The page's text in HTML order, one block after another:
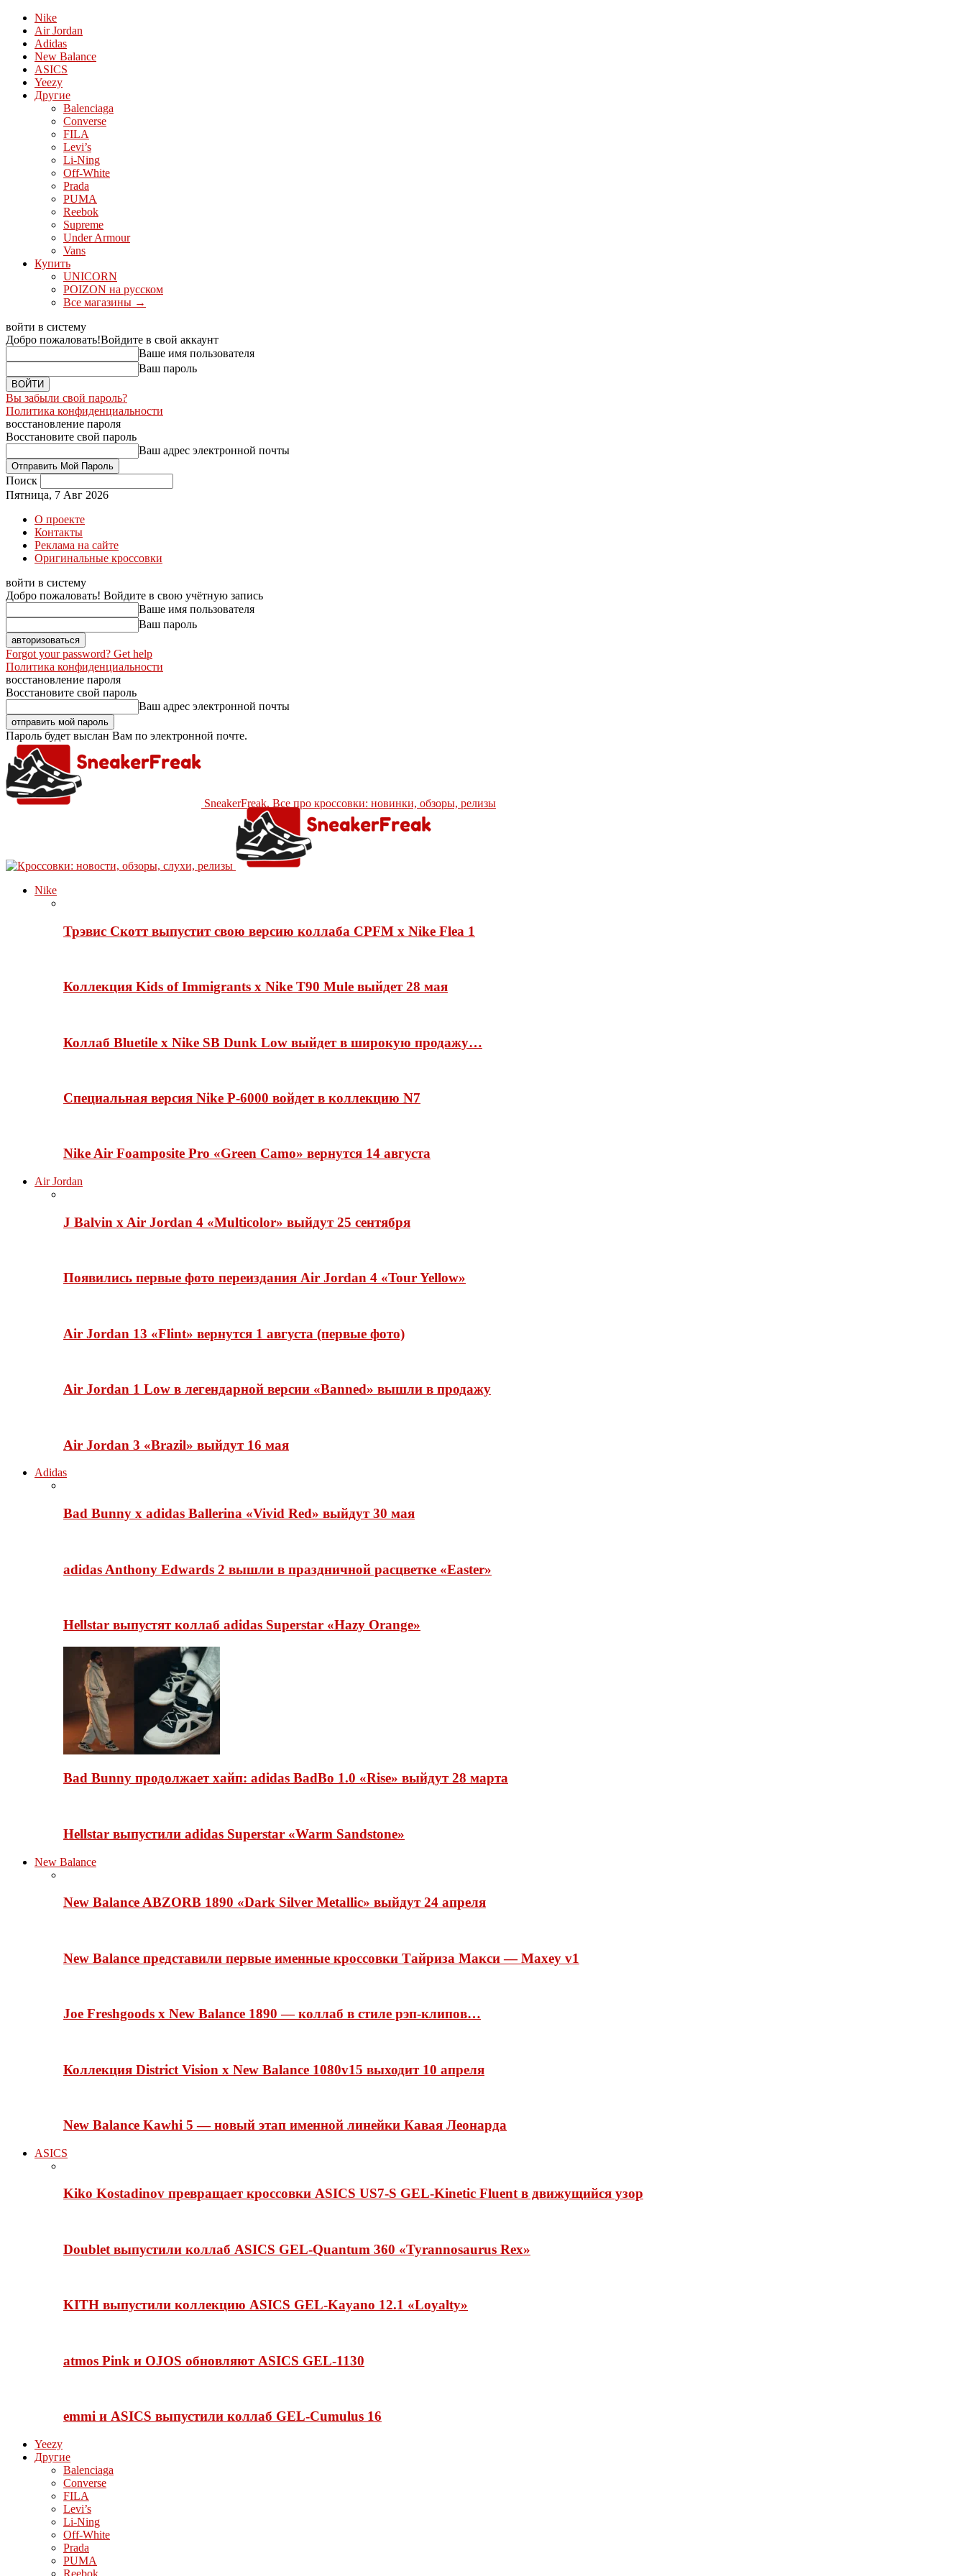
Nike
Air Jordan
Adidas
New Balance
ASICS
Yeezy
Другие
Balenciaga
Converse
FILA
Levi’s
Li-Ning
Off-White
Prada
PUMA
Reebok
Supreme
Under Armour
Vans
Купить
UNICORN
POIZON на русском
Все магазины →
войти в систему
Добро пожаловать!Войдите в свой аккаунт
Ваше имя пользователя
Ваш пароль
Вы забыли свой пароль?
Политика конфиденциальности
восстановление пароля
Восстановите свой пароль
Ваш адрес электронной почты
Поиск
Пятница, 7 Авг 2026
О проекте
Контакты
Реклама на сайте
Оригинальные кроссовки
войти в систему
Добро пожаловать! Войдите в свою учётную запись
Ваше имя пользователя
Ваш пароль
Forgot your password? Get help
Политика конфиденциальности
восстановление пароля
Восстановите свой пароль
Ваш адрес электронной почты
Пароль будет выслан Вам по электронной почте.
SneakerFreak. Все про кроссовки: новинки, обзоры, релизы
Nike
Трэвис Скотт выпустит свою версию коллаба CPFM x Nike Flea 1
Коллекция Kids of Immigrants x Nike T90 Mule выйдет 28 мая
Коллаб Bluetile x Nike SB Dunk Low выйдет в широкую продажу…
Специальная версия Nike P-6000 войдет в коллекцию N7
Nike Air Foamposite Pro «Green Camo» вернутся 14 августа
Air Jordan
J Balvin x Air Jordan 4 «Multicolor» выйдут 25 сентября
Появились первые фото переиздания Air Jordan 4 «Tour Yellow»
Air Jordan 13 «Flint» вернутся 1 августа (первые фото)
Air Jordan 1 Low в легендарной версии «Banned» вышли в продажу
Air Jordan 3 «Brazil» выйдут 16 мая
Adidas
Bad Bunny x adidas Ballerina «Vivid Red» выйдут 30 мая
adidas Anthony Edwards 2 вышли в праздничной расцветке «Easter»
Hellstar выпустят коллаб adidas Superstar «Hazy Orange»
Bad Bunny продолжает хайп: adidas BadBo 1.0 «Rise» выйдут 28 марта
Hellstar выпустили adidas Superstar «Warm Sandstone»
New Balance
New Balance ABZORB 1890 «Dark Silver Metallic» выйдут 24 апреля
New Balance представили первые именные кроссовки Тайриза Макси — Maxey v1
Joe Freshgoods x New Balance 1890 — коллаб в стиле рэп-клипов…
Коллекция District Vision x New Balance 1080v15 выходит 10 апреля
New Balance Kawhi 5 — новый этап именной линейки Кавая Леонарда
ASICS
Kiko Kostadinov превращает кроссовки ASICS US7-S GEL-Kinetic Fluent в движущийся узор
Doublet выпустили коллаб ASICS GEL-Quantum 360 «Tyrannosaurus Rex»
KITH выпустили коллекцию ASICS GEL-Kayano 12.1 «Loyalty»
atmos Pink и OJOS обновляют ASICS GEL-1130
emmi и ASICS выпустили коллаб GEL-Cumulus 16
Yeezy
Другие
Balenciaga
Converse
FILA
Levi’s
Li-Ning
Off-White
Prada
PUMA
Reebok